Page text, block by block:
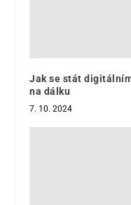
Jak se stát
na dálku
7. 10. 2024